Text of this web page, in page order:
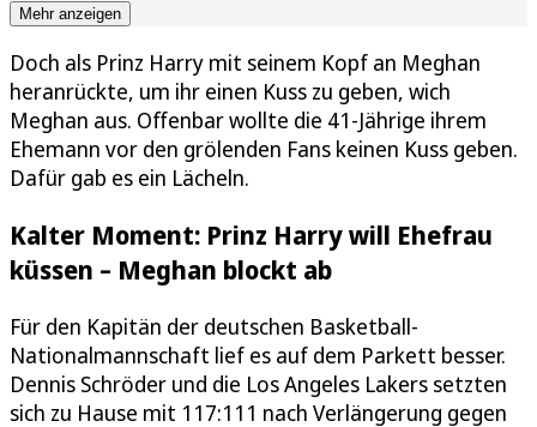
Mehr anzeigen
Doch als Prinz Harry mit seinem Kopf an Meghan
heranrückte, um ihr einen Kuss zu geben, wich
Meghan aus. Offenbar wollte die 41-Jährige ihrem
Ehemann vor den grölenden Fans keinen Kuss geben.
Dafür gab es ein Lächeln.
Kalter Moment: Prinz Harry will Ehefrau
küssen – Meghan blockt ab
Für den Kapitän der deutschen Basketball-
Nationalmannschaft lief es auf dem Parkett besser.
Dennis Schröder und die Los Angeles Lakers setzten
sich zu Hause mit 117:111 nach Verlängerung gegen